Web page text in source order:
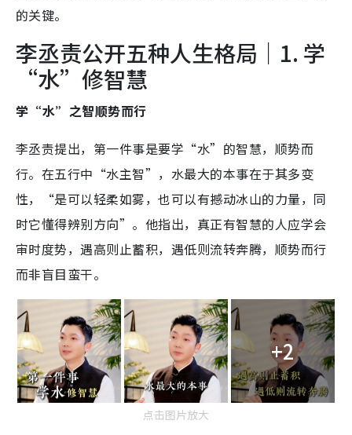
的关键。
李丞责公开五种人生格局｜1. 学
“水”修智慧
学“水”之智顺势而行
李丞责提出，第一件事是要学“水”的智慧，顺势而
行。在五行中“水主智”，水最大的本事在于其多变
性，“是可以轻柔如雾，也可以有撼动冰山的力量，同
时它懂得辨别方向”。他指出，真正有智慧的人应学会
审时度势，遇高则止蓄积，遇低则流转奔腾，顺势而行
而非盲目蛮干。
+2
点击图片放大